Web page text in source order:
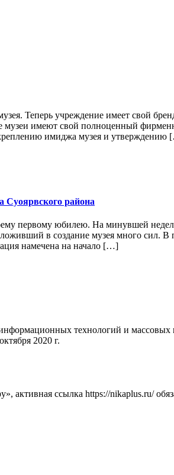
Теперь учреждение имеет свой
музеи имеют свой полноценный
имиджа музея и
Суоярвского района
первому юбилею. На минувшей
в создание музея много сил.
намечена на начало […]
технологий и
2020 г.
ссылка https://nikaplus.ru/